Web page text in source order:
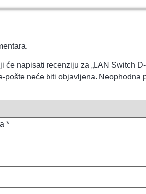
će napisati recenziju za „LAN Switch
pošte neće biti objavljena. Neophodna
*